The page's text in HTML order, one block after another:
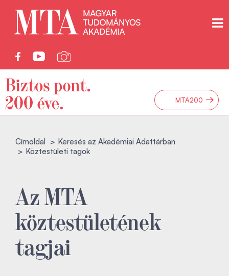
MTA200 →
Címoldal
Keresés az Akadémiai Adattárban
Köztestületi tagok
Az MTA
köztestületének
tagjai